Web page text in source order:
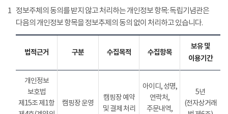
1 정보주체의 동의를 받지 않고 처리하는 개인정보 항목: 독립기념관은
다음의 개인정보 항목을 정보추제의 동의 없이 처리하고 있습니다.
법적근거 구분 수집목적 수집항목
보유 및
이용기간
개인정보
보호법
제15조 제1항
캠핑장 운영
캠핑장 예약
및 결제 처리
아이디, 성명,
연락처,
주문내역,
5년
(전자상거래